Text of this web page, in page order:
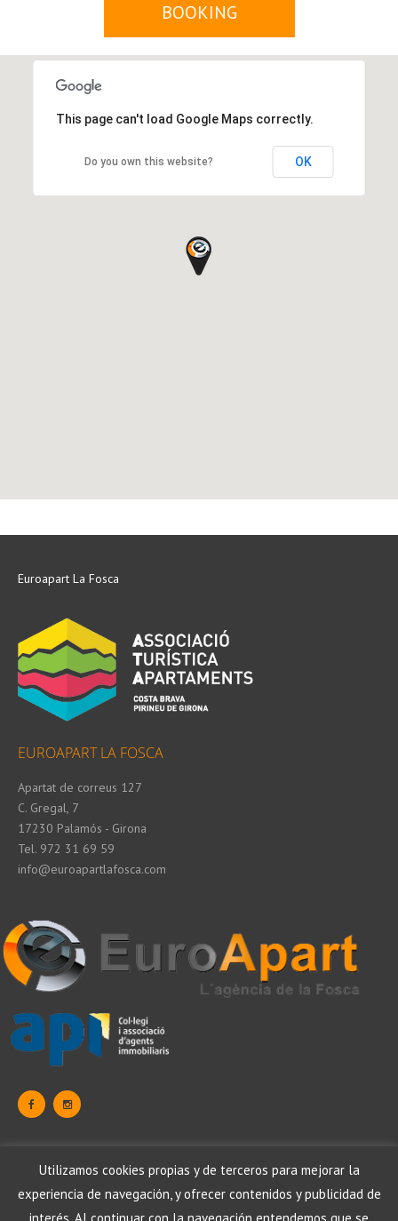
BOOKING
This page can't load Google Maps correctly.
Do you own this website? OK
Euroapart La Fosca
EUROAPART LA FOSCA
Apartat de correus 127
C. Gregal, 7
17230 Palamós - Girona
Tel. 972 31 69 59
info@euroapartlafosca.com
Legal warning Cookies Politics
Data Protection
Legal warning Política de cookies
Utilizamos cookies propias y de terceros para mejorar la
experiencia de navegación, y ofrecer contenidos y publicidad de